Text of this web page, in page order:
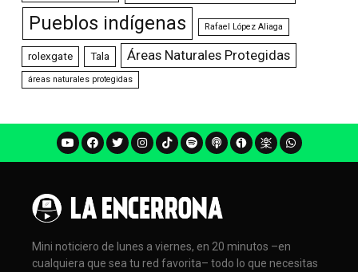
Pueblos indígenas Rafael López Aliaga
rolexgate Tala Áreas Naturales Protegidas
áreas naturales protegidas
Mini noticiero de lunes a viernes, en 20 minutos –en
cualquiera que sea tu red favorita– todo lo que necesitas